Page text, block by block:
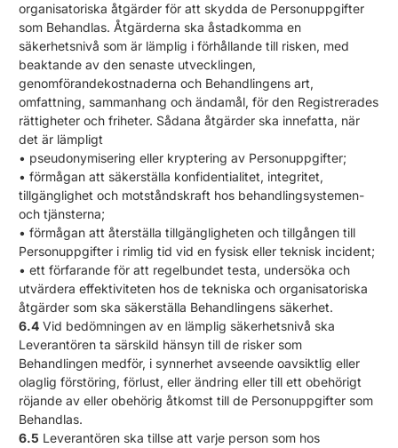
organisatoriska åtgärder för att skydda de Personuppgifter
som Behandlas. Åtgärderna ska åstadkomma en
säkerhetsnivå som är lämplig i förhållande till risken, med
beaktande av den senaste utvecklingen,
genomförandekostnaderna och Behandlingens art,
omfattning, sammanhang och ändamål, för den Registrerades
rättigheter och friheter. Sådana åtgärder ska innefatta, när
det är lämpligt
• pseudonymisering eller kryptering av Personuppgifter;
• förmågan att säkerställa konfidentialitet, integritet,
tillgänglighet och motståndskraft hos behandlingsystemen-
och tjänsterna;
• förmågan att återställa tillgängligheten och tillgången till
Personuppgifter i rimlig tid vid en fysisk eller teknisk incident;
• ett förfarande för att regelbundet testa, undersöka och
utvärdera effektiviteten hos de tekniska och organisatoriska
åtgärder som ska säkerställa Behandlingens säkerhet.
6.4 Vid bedömningen av en lämplig säkerhetsnivå ska
Leverantören ta särskild hänsyn till de risker som
Behandlingen medför, i synnerhet avseende oavsiktlig eller
olaglig förstöring, förlust, eller ändring eller till ett obehörigt
röjande av eller obehörig åtkomst till de Personuppgifter som
Behandlas.
6.5 Leverantören ska tillse att varje person som hos